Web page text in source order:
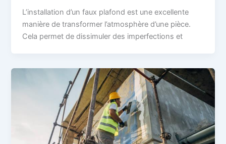
L’installation d’un faux plafond est une excellente
manière de transformer l’atmosphère d’une pièce.
Cela permet de dissimuler des imperfections et